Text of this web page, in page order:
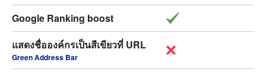
Google Ranking boost
แสดงชื่อองค์กรเป็นสีเขียวที่ URL
Green Address Bar